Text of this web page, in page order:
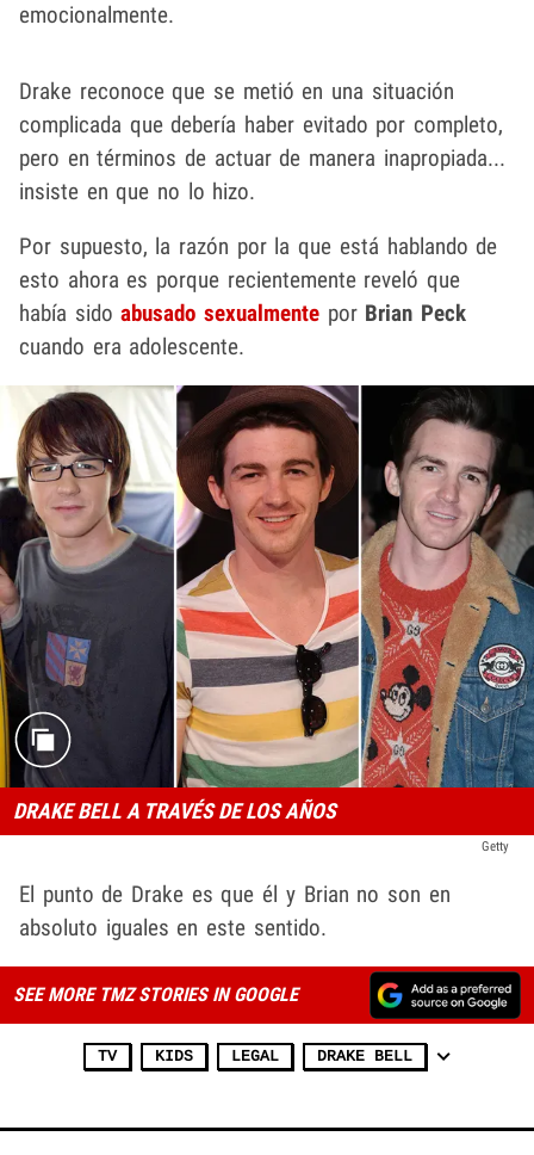
emocionalmente.
Drake reconoce que se metió en una situación
complicada que debería haber evitado por completo,
pero en términos de actuar de manera inapropiada...
insiste en que no lo hizo.
Por supuesto, la razón por la que está hablando de
esto ahora es porque recientemente reveló que
había sidoabusado sexualmente por Brian Peck
cuando era adolescente.
DRAKE BELL A TRAVÉS DE LOS AÑOS
Getty
El punto de Drake es que él y Brian no son en
absoluto iguales en este sentido.
SEE MORE TMZ STORIES IN GOOGLE
TV KIDS LEGAL DRAKE BELL